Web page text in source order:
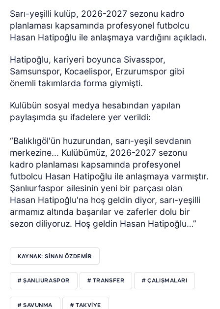
Sarı-yeşilli kulüp, 2026-2027 sezonu kadro
planlaması kapsamında profesyonel futbolcu
Hasan Hatipoğlu ile anlaşmaya vardığını açıkladı.
Hatipoğlu, kariyeri boyunca Sivasspor,
Samsunspor, Kocaelispor, Erzurumspor gibi
önemli takımlarda forma giymişti.
Kulübün sosyal medya hesabından yapılan
paylaşımda şu ifadelere yer verildi:
“Balıklıgöl'ün huzurundan, sarı-yeşil sevdanın
merkezine... Kulübümüz, 2026-2027 sezonu
kadro planlaması kapsamında profesyonel
futbolcu Hasan Hatipoğlu ile anlaşmaya varmıştır.
Şanlıurfaspor ailesinin yeni bir parçası olan
Hasan Hatipoğlu'na hoş geldin diyor, sarı-yeşilli
armamız altında başarılar ve zaferler dolu bir
sezon diliyoruz. Hoş geldin Hasan Hatipoğlu…”
KAYNAK: SİNAN ÖZDEMİR
# ŞANLIURASPOR # TRANSFER # ÇALIŞMALARI
# SAVUNMA # TAKVİYE